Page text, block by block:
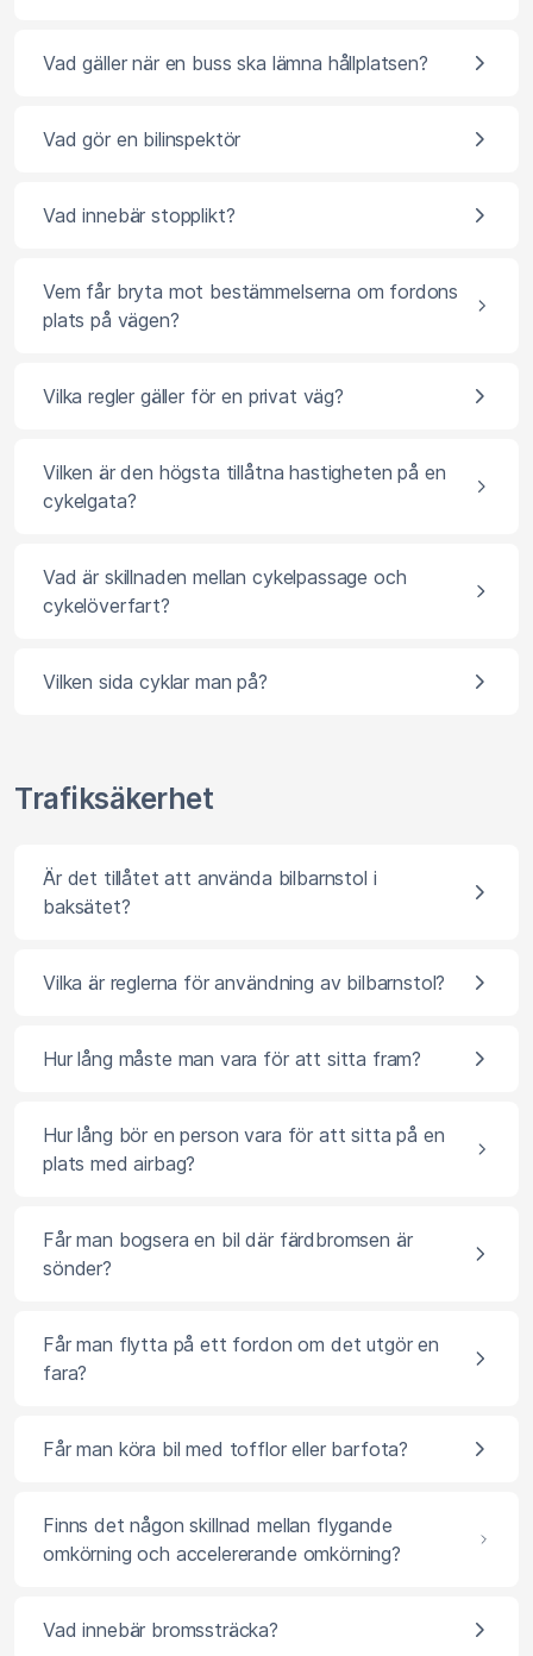
Vad gäller när en buss ska lämna hållplatsen?
Vad gör en bilinspektör
Vad innebär stopplikt?
Vem får bryta mot bestämmelserna om fordons
plats på vägen?
Vilka regler gäller för en privat väg?
Vilken är den högsta tillåtna hastigheten på en
cykelgata?
Vad är skillnaden mellan cykelpassage och
cykelöverfart?
Vilken sida cyklar man på?
Trafiksäkerhet
Är det tillåtet att använda bilbarnstol i
baksätet?
Vilka är reglerna för användning av bilbarnstol?
Hur lång måste man vara för att sitta fram?
Hur lång bör en person vara för att sitta på en
plats med airbag?
Får man bogsera en bil där färdbromsen är
sönder?
Får man flytta på ett fordon om det utgör en
fara?
Får man köra bil med tofflor eller barfota?
Finns det någon skillnad mellan flygande
omkörning och accelererande omkörning?
Vad innebär bromssträcka?